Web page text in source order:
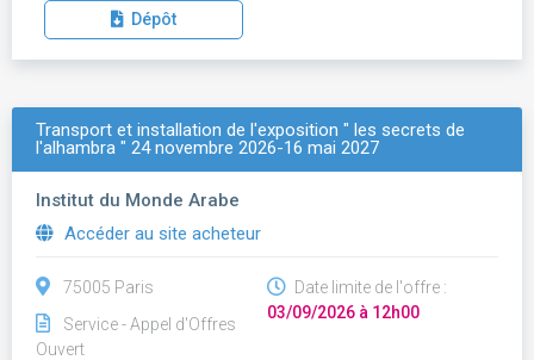
Dépôt
Transport et installation de l'exposition " les secrets de
l'alhambra " 24 novembre 2026-16 mai 2027
Institut du Monde Arabe
Accéder au site acheteur
75005 Paris
Service - Appel d'Offres
Ouvert
Date limite de l'offre :
03/09/2026 à 12h00